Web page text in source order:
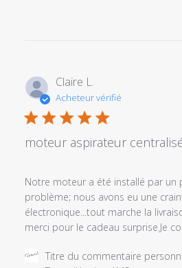
Claire L.
Acheteur vérifié
moteur aspirateur
Notre moteur a été installé par un
problème; nous avons eu une
électronique...tout marche la
merci pour le cadeau surprise.Je
Commentaires
Titre du commentaire